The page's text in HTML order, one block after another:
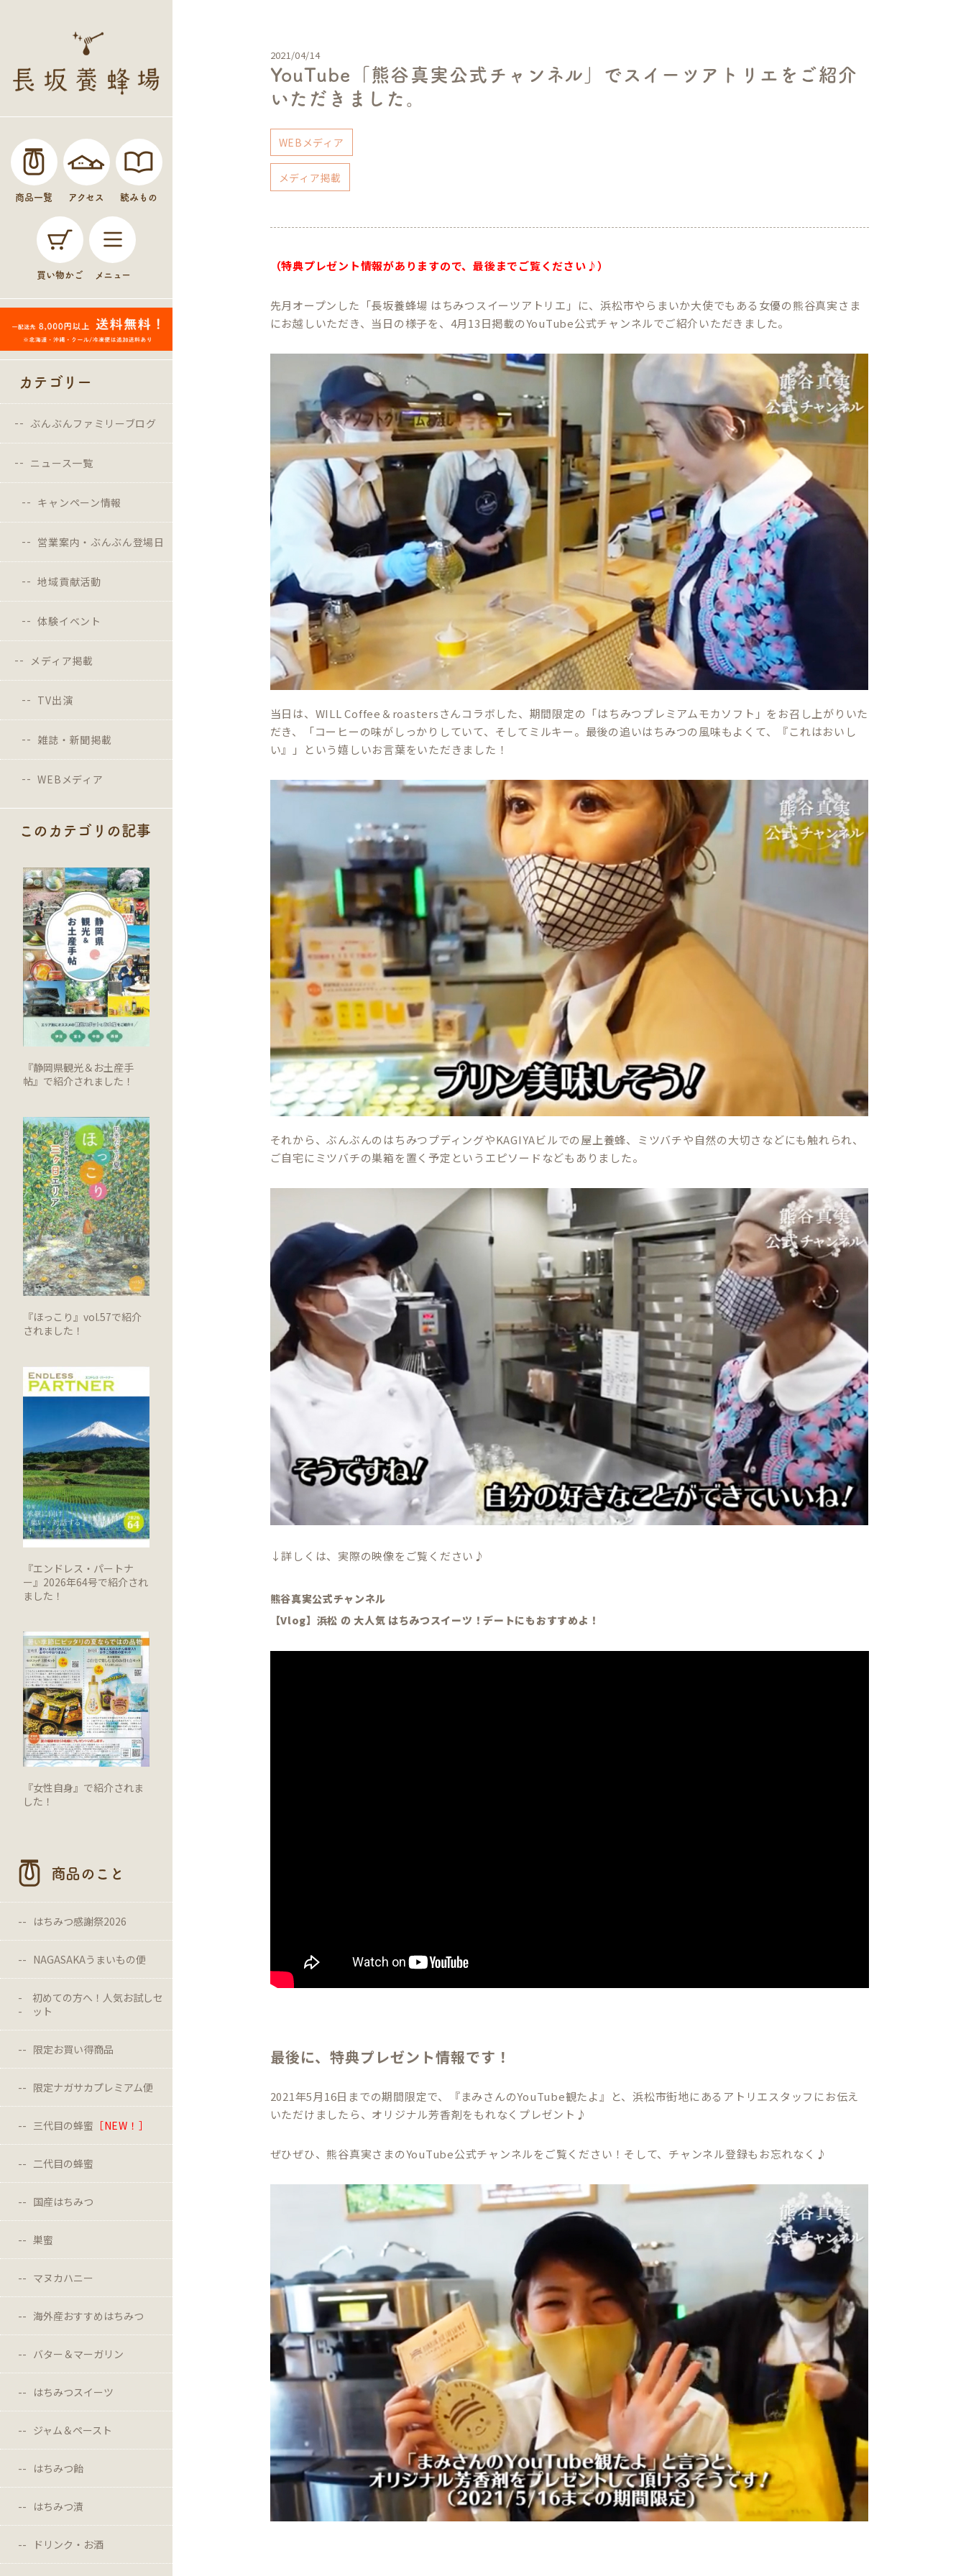
商品一覧 アクセス 読みもの
買い物かご メニュー
カテゴリー
ぶんぶんファミリーブログ
ニュース一覧
キャンペーン情報
営業案内・ぶんぶん登場日
地域貢献活動
体験イベント
メディア掲載
TV出演
雑誌・新聞掲載
WEBメディア
このカテゴリの記事
『静岡県観光＆お土産手
帖』で紹介されました！
『ほっこり』vol.57で紹介
されました！
『エンドレス・パートナ
ー』2026年64号で紹介され
ました！
『女性自身』で紹介されま
した！
商品のこと
はちみつ感謝祭2026
NAGASAKAうまいもの便
初めての方へ！人気お試しセ
ット
限定お買い得商品
限定ナガサカプレミアム便
三代目の蜂蜜 ［NEW！］
二代目の蜂蜜
国産はちみつ
巣蜜
マヌカハニー
海外産おすすめはちみつ
バター＆マーガリン
はちみつスイーツ
ジャム＆ペースト
はちみつ飴
はちみつ漬
ドリンク・お酒
2021/04/14
YouTube「熊谷真実公式チャンネル」でスイーツアトリエをご紹介
いただきました。
WEBメディア
メディア掲載
（特典プレゼント情報がありますので、最後までご覧ください♪）
先月オープンした「長坂養蜂場 はちみつスイーツアトリエ」に、浜松市やらまいか大使でもある女優の熊谷真実さま
にお越しいただき、当日の様子を、4月13日掲載のYouTube公式チャンネルでご紹介いただきました。
当日は、WILL Coffee＆roastersさんコラボした、期間限定の「はちみつプレミアムモカソフト」をお召し上がりいた
だき、「コーヒーの味がしっかりしていて、そしてミルキー。最後の追いはちみつの風味もよくて、『これはおいし
い』」という嬉しいお言葉をいただきました！
それから、ぶんぶんのはちみつプディングやKAGIYAビルでの屋上養蜂、ミツバチや自然の大切さなどにも触れられ、
ご自宅にミツバチの巣箱を置く予定というエピソードなどもありました。
↓詳しくは、実際の映像をご覧ください♪
熊谷真実公式チャンネル
【Vlog】浜松 の 大人気 はちみつスイーツ！デートにもおすすめよ！
最後に、特典プレゼント情報です！
2021年5月16日までの期間限定で、『まみさんのYouTube観たよ』と、浜松市街地にあるアトリエスタッフにお伝え
いただけましたら、オリジナル芳香剤をもれなくプレゼント♪
ぜひぜひ、熊谷真実さまのYouTube公式チャンネルをご覧ください！そして、チャンネル登録もお忘れなく♪